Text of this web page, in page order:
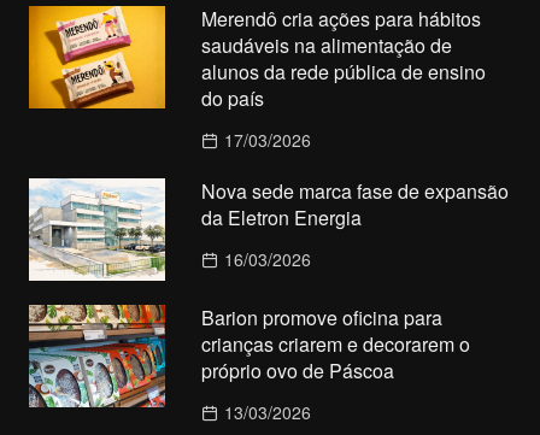
Merendô cria ações para hábitos
saudáveis na alimentação de
alunos da rede pública de ensino
do país
17/03/2026
Nova sede marca fase de expansão
da Eletron Energia
16/03/2026
Barion promove oficina para
crianças criarem e decorarem o
próprio ovo de Páscoa
13/03/2026